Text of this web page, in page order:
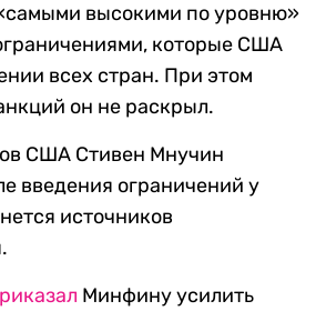
высокими по уровню»
которые США
всех стран. При этом
он не раскрыл.
США Стивен Мнучин
введения ограничений у
источников
Минфину усилить